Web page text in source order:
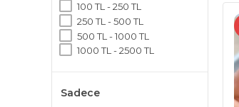
100 TL - 250 TL
250 TL - 500 TL
500 TL - 1000 TL
1000 TL - 2500 TL
Sadece